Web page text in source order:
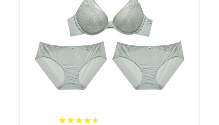
★★★★★
★★★★★